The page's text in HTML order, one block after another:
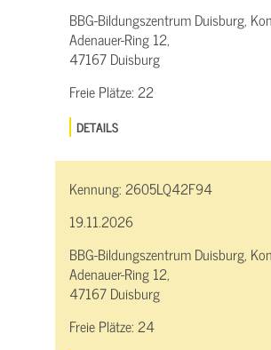
BBG-Bildungszentrum Duisburg,
Adenauer-Ring 12,
47167 Duisburg
Freie Plätze:22
DETAILS
Kennung:2605LQ42F94
19.11.2026
BBG-Bildungszentrum Duisburg,
Adenauer-Ring 12,
47167 Duisburg
Freie Plätze:24